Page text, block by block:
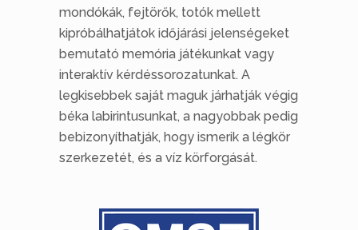
mondókák, fejtörők, totók mellett
kipróbálhatjátok időjárási jelenségeket
bemutató memória játékunkat vagy
interaktív kérdéssorozatunkat. A
legkisebbek saját maguk járhatják végig
béka labirintusunkat, a nagyobbak pedig
bebizonyíthatják, hogy ismerik a légkör
szerkezetét, és a víz körforgását.